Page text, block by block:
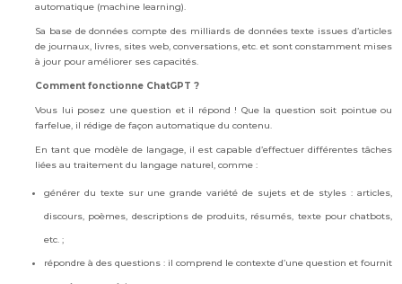
automatique (machine learning).
Sa base de données compte des milliards de données texte issues d’articles
de journaux, livres, sites web, conversations, etc. et sont constamment mises
à jour pour améliorer ses capacités.
Comment fonctionne ChatGPT ?
Vous lui posez une question et il répond ! Que la question soit pointue ou
farfelue, il rédige de façon automatique du contenu.
En tant que modèle de langage, il est capable d’effectuer différentes tâches
liées au traitement du langage naturel, comme :
générer du texte sur une grande variété de sujets et de styles : articles,
discours, poèmes, descriptions de produits, résumés, texte pour chatbots,
etc. ;
répondre à des questions : il comprend le contexte d’une question et fournit